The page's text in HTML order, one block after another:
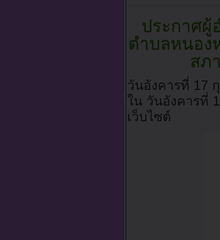
ประกาศผู้
ตำบลหนอง
สภ
วันอังคารที่ 17
ใน วันอังคารที่
เว็บไซต์